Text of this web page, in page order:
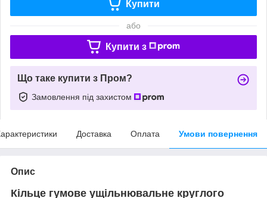
Купити
або
Купити з
Що таке купити з Пром?
Замовлення під захистом
Доставка Оплата Умови повернення
Опис
Кільце гумове ущільнювальне круглого